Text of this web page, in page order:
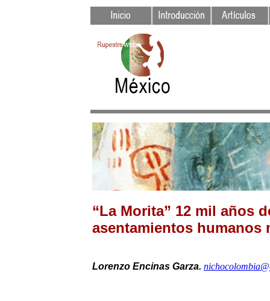
“La Morita” 12 mil años
asentamientos humanos
Lorenzo Encinas Garza.